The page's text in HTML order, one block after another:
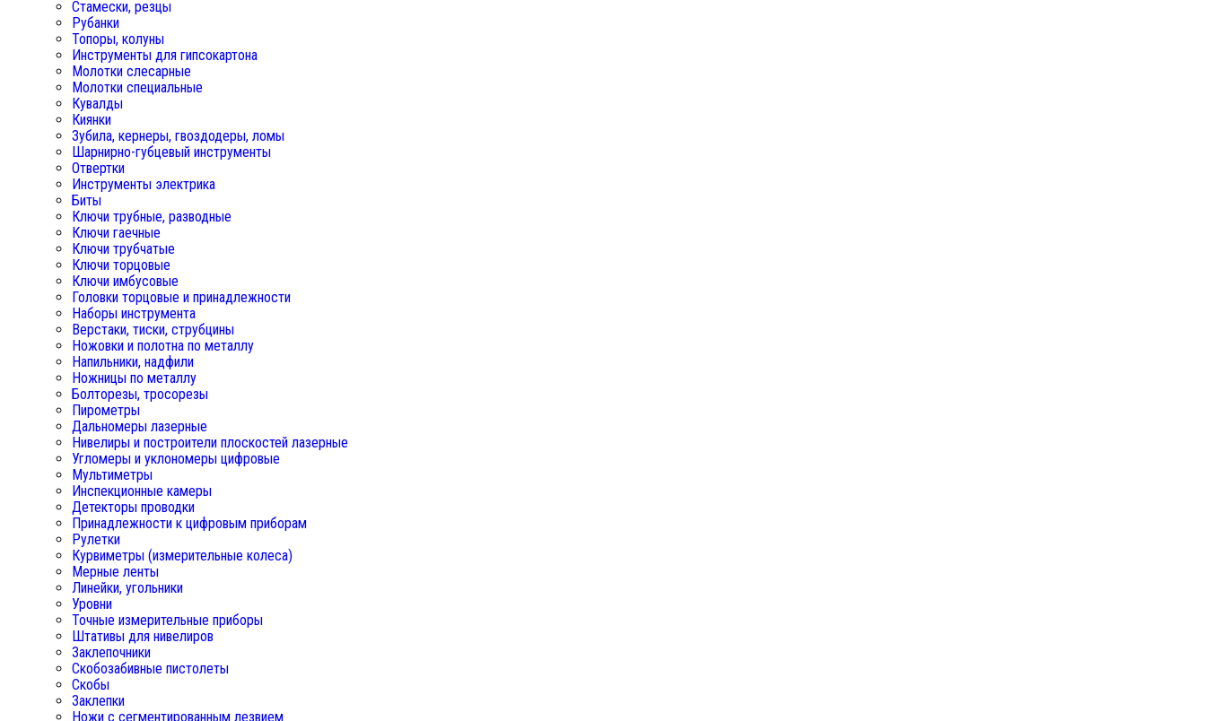
Стамески, резцы
Рубанки
Топоры, колуны
Инструменты для гипсокартона
Молотки слесарные
Молотки специальные
Кувалды
Киянки
Зубила, кернеры, гвоздодеры, ломы
Шарнирно-губцевый инструменты
Отвертки
Инструменты электрика
Биты
Ключи трубные, разводные
Ключи гаечные
Ключи трубчатые
Ключи торцовые
Ключи имбусовые
Головки торцовые и принадлежности
Наборы инструмента
Верстаки, тиски, струбцины
Ножовки и полотна по металлу
Напильники, надфили
Ножницы по металлу
Болторезы, тросорезы
Пирометры
Дальномеры лазерные
Нивелиры и построители плоскостей лазерные
Угломеры и уклономеры цифровые
Мультиметры
Инспекционные камеры
Детекторы проводки
Принадлежности к цифровым приборам
Рулетки
Курвиметры (измерительные колеса)
Мерные ленты
Линейки, угольники
Уровни
Точные измерительные приборы
Штативы для нивелиров
Заклепочники
Скобозабивные пистолеты
Скобы
Заклепки
Ножи с сегментированным лезвием